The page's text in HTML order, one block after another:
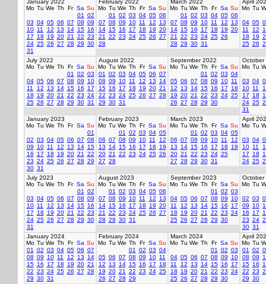
January 2022
Mo Tu We Th Fr Sa Su
01
02
03 04 05 06 07 08 09
10 11 12 13 14 15 16
17
18 19 20 21 22 23
24 25 26 27 28 29 30
31
February 2022
Mo Tu We Th Fr Sa Su
01
02 03 04 05 06
07 08 09 10 11 12
13
14 15 16 17 18 19 20
21
22 23 24 25 26 27
28
March 2022
Mo Tu We Th Fr Sa Su
01
02 03 04 05 06
07 08 09 10 11 12
13
14 15 16 17 18 19 20
21
22 23 24 25 26
28 29 30 31
April
Mo Tu
04 05
11
12
18
19
25 26
July 2022
Mo Tu We Th Fr Sa Su
01
02 03
04 05 06 07 08 09
10
11
12 13 14 15 16
17
18
19 20 21 22 23 24
25 26 27 28 29 30 31
August 2022
Mo Tu We Th Fr Sa Su
01
02 03 04 05 06 07
08 09 10 11 12 13
14
15 16 17 18 19 20 21
22 23 24 25 26 27 28
29 30 31
September 2022
Mo Tu We Th Fr Sa Su
01
02 03 04
05 06 07 08 09 10 11
12
13 14 15 16 17
18
19 20 21 22 23 24 25
26 27 28 29 30
October
Mo Tu
03 04
10 11
17
18
24 25
31
January 2023
Mo Tu We Th Fr Sa Su
01
02 03 04 05 06 07 08
09
10 11 12 13 14 15
16
17 18 19 20 21
22
23 24 25 26 27 28 29
30 31
February 2023
Mo Tu We Th Fr Sa Su
01
02 03 04 05
06 07 08 09 10 11
12
13
14 15 16 17 18
19
20 21 22 23 24 25 26
27 28
March 2023
Mo Tu We Th Fr Sa Su
01
02 03 04 05
06 07 08 09 10 11
12
13
14 15 16 17 18
19
20 21 22 23 24 25
27 28 29 30 31
April
Mo Tu
03 04
10 11
17
18
24 25
July 2023
Mo Tu We Th Fr Sa Su
01
02
03 04 05 06 07 08 09
10 11 12 13 14 15 16
17
18 19 20 21 22 23
24 25 26 27 28 29 30
31
August 2023
Mo Tu We Th Fr Sa Su
01
02 03 04 05 06
07 08 09 10 11 12
13
14 15 16 17 18 19 20
21
22 23 24 25 26 27
28 29 30 31
September 2023
Mo Tu We Th Fr Sa Su
01
02 03
04 05 06 07 08 09
10
11
12 13 14 15 16
17
18
19 20 21 22 23 24
25 26 27 28 29 30
October
Mo Tu
02 03
09
10
16
17
23 24
30 31
January 2024
Mo Tu We Th Fr Sa Su
01
02 03 04 05 06 07
08 09 10 11 12 13
14
15 16 17 18 19 20 21
22 23 24 25 26 27 28
29 30 31
February 2024
Mo Tu We Th Fr Sa Su
01
02 03 04
05 06 07 08 09 10 11
12
13 14 15 16 17
18
19 20 21 22 23 24 25
26 27 28 29
March 2024
Mo Tu We Th Fr Sa Su
01
02 03
04 05 06 07 08 09
10
11
12 13 14 15 16
17
18
19 20 21 22 23 24
25 26 27 28 29 30
April
Mo Tu
01
02
08 09
15 16
22 23
29 30